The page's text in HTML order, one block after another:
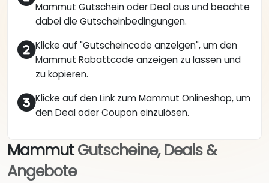
Mammut Gutschein oder Deal aus und beachte
dabei die Gutscheinbedingungen.
Klicke auf "Gutscheincode anzeigen", um den
Mammut Rabattcode anzeigen zu lassen und
zu kopieren.
Klicke auf den Link zum Mammut Onlineshop, um
den Deal oder Coupon einzulösen.
MammutGutscheine, Deals &
Angebote